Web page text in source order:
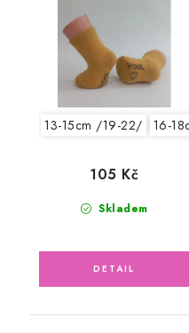
13-15cm /19-22/ 16-
Skladem
105 Kč